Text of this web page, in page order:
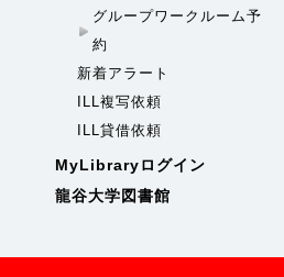
グループワークルーム予
約
新着アラート
ILL複写依頼
ILL貸借依頼
MyLibraryログイン
龍谷大学図書館